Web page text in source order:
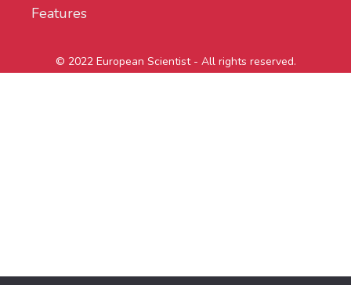
Features
© 2022 European Scientist - All rights reserved.